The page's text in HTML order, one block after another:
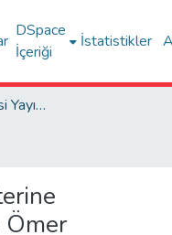
DSpace
İçeriği
İstatistikler
FSM Vakıf Üniversitesi Yayınları / Publications of FSM Vakif University
Ömer